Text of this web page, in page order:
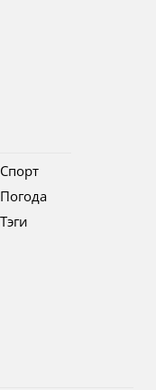
Спорт
Погода
Тэги